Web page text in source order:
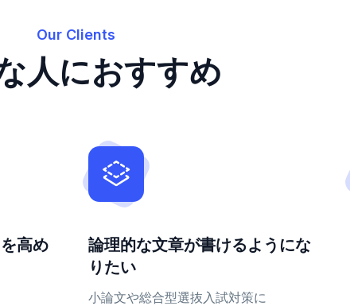
Our Clients
人におすすめ
高め
論理的な文章が書けるようにな
りたい
小論文や総合型選抜入試対策に